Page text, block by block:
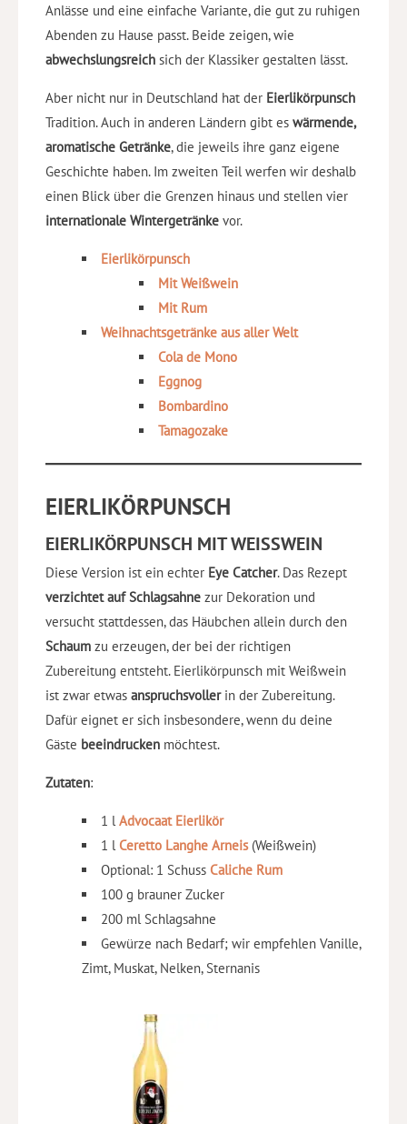
Anlässe und eine einfache Variante, die gut zu ruhigen
Abenden zu Hause passt. Beide zeigen, wie
abwechslungsreich sich der Klassiker gestalten lässt.
Aber nicht nur in Deutschland hat der Eierlikörpunsch
Tradition. Auch in anderen Ländern gibt es wärmende,
aromatische Getränke, die jeweils ihre ganz eigene
Geschichte haben. Im zweiten Teil werfen wir deshalb
einen Blick über die Grenzen hinaus und stellen vier
internationale Wintergetränke vor.
Eierlikörpunsch
Mit Weißwein
Mit Rum
Weihnachtsgetränke aus aller Welt
Cola de Mono
Eggnog
Bombardino
Tamagozake
EIERLIKÖRPUNSCH
EIERLIKÖRPUNSCH MIT WEISSWEIN
Diese Version ist ein echter Eye Catcher. Das Rezept
verzichtet auf Schlagsahne zur Dekoration und
versucht stattdessen, das Häubchen allein durch den
Schaum zu erzeugen, der bei der richtigen
Zubereitung entsteht. Eierlikörpunsch mit Weißwein
ist zwar etwas anspruchsvollerin der Zubereitung.
Dafür eignet er sich insbesondere, wenn du deine
Gäste beeindrucken möchtest.
Zutaten:
1 l Advocaat Eierlikör
1 l Ceretto Langhe Arneis(Weißwein)
Optional: 1 Schuss Caliche Rum
100 g brauner Zucker
200 ml Schlagsahne
Gewürze nach Bedarf; wir empfehlen Vanille,
Zimt, Muskat, Nelken, Sternanis